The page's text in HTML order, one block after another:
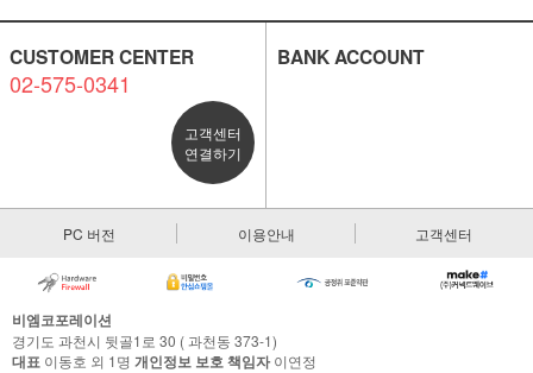
CUSTOMER CENTER
02-575-0341
고객센터
연결하기
BANK ACCOUNT
PC 버전 이용안내 고객센터
비엠코포레이션
경기도 과천시 뒷골1로 30 ( 과천동 373-1)
대표 이동호 외 1명 개인정보 보호 책임자이연정